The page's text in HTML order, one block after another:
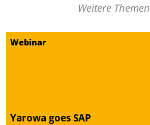
SAP-Systemlandschaft
deutscher
Weitere Themen
Webinar
Yarowa goes SAP